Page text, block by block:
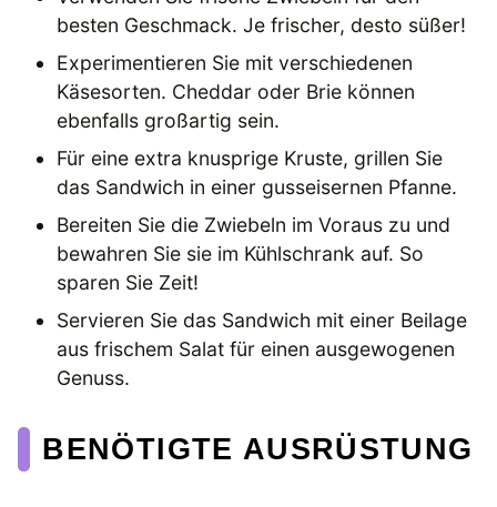
besten Geschmack. Je frischer, desto süßer!
Experimentieren Sie mit verschiedenen
Käsesorten. Cheddar oder Brie können
ebenfalls großartig sein.
Für eine extra knusprige Kruste, grillen Sie
das Sandwich in einer gusseisernen Pfanne.
Bereiten Sie die Zwiebeln im Voraus zu und
bewahren Sie sie im Kühlschrank auf. So
sparen Sie Zeit!
Servieren Sie das Sandwich mit einer Beilage
aus frischem Salat für einen ausgewogenen
Genuss.
BENÖTIGTE AUSRÜSTUNG